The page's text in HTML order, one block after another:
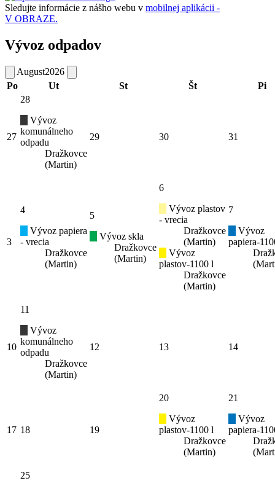
Sledujte informácie z nášho webu v mobilnej aplikácii -
V OBRAZE.
Vývoz odpadov
August2026
Po
Ut St Št Pi
27
28
Vývoz
komunálneho
odpadu
Dražkovce
(Martin)
29 30 31
3
4
Vývoz papiera
- vrecia
Dražkovce
(Martin)
5
Vývoz skla
Dražkovce
(Martin)
6
Vývoz plastov
- vrecia
Dražkovce
(Martin)
Vývoz
plastov-1100 l
Dražkovce
(Martin)
7
Vývoz
papiera-
10
11
Vývoz
komunálneho
odpadu
Dražkovce
(Martin)
12 13 14
17 18 19
20
Vývoz
plastov-1100 l
Dražkovce
(Martin)
21
Vývoz
papiera-
25